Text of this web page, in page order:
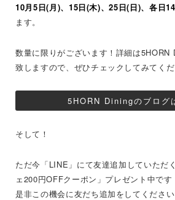
10月5日(月)、15日(木)、25日(日)、各日
ます。
数量に限りがございます！詳細は5HORN
致しますので、ぜひチェックしてみてくだ
5HORN Diningのブログ
そして！
ただ今「LINE」にて友達追加していただ
ェ200円OFFクーポン」プレゼント中です
是非この機会に友だち追加をしてください